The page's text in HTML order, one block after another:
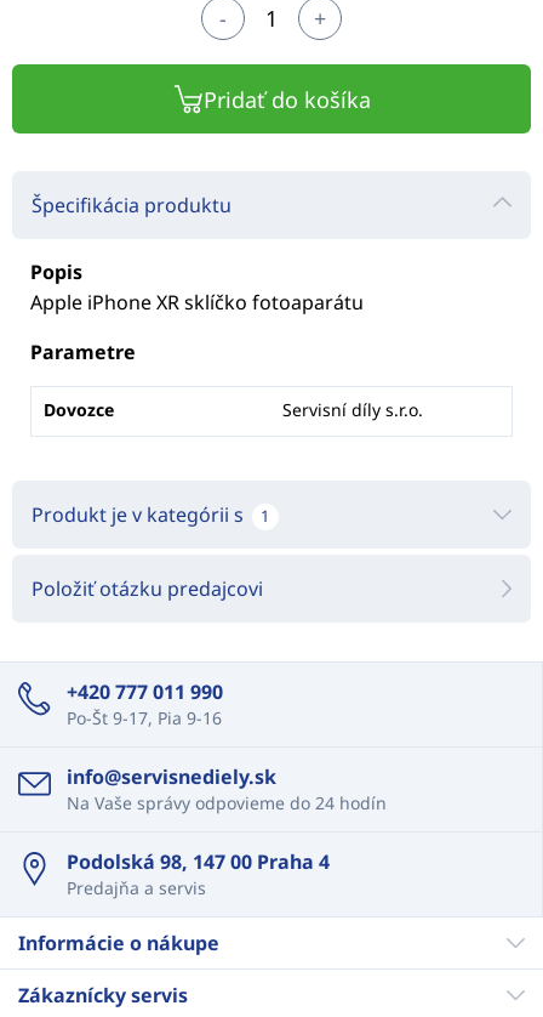
- +
Pridať do košíka
Špecifikácia produktu
Popis
Apple iPhone XR sklíčko fotoaparátu
Parametre
Dovozce Servisní díly s.r.o.
Produkt je v kategórii s 1
Položiť otázku predajcovi
+420 777 011 990
Po-Št 9-17, Pia 9-16
info@servisnediely.sk
Na Vaše správy odpovieme do 24 hodín
Podolská 98, 147 00 Praha 4
Predajňa a servis
Informácie o nákupe
Zákaznícky servis